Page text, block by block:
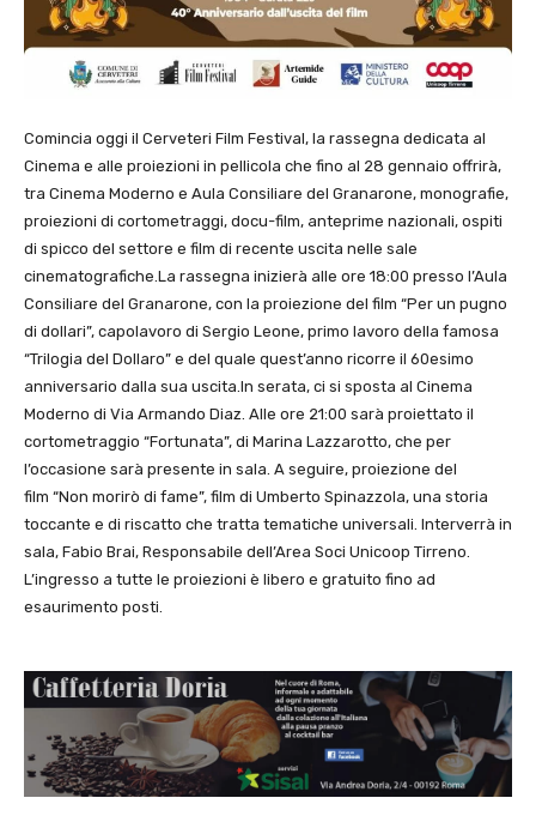
Comincia oggi il Cerveteri Film Festival, la rassegna dedicata al
Cinema e alle proiezioni in pellicola che fino al 28 gennaio offrirà,
tra Cinema Moderno e Aula Consiliare del Granarone, monografie,
proiezioni di cortometraggi, docu-film, anteprime nazionali, ospiti
di spicco del settore e film di recente uscita nelle sale
cinematografiche.La rassegna inizierà alle ore 18:00 presso l’Aula
Consiliare del Granarone, con la proiezione del film “Per un pugno
di dollari”, capolavoro di Sergio Leone, primo lavoro della famosa
“Trilogia del Dollaro” e del quale quest’anno ricorre il 60esimo
anniversario dalla sua uscita.In serata, ci si sposta al Cinema
Moderno di Via Armando Diaz. Alle ore 21:00 sarà proiettato il
cortometraggio “Fortunata”, di Marina Lazzarotto, che per
l’occasione sarà presente in sala. A seguire, proiezione del
film “Non morirò di fame”, film di Umberto Spinazzola, una storia
toccante e di riscatto che tratta tematiche universali. Interverrà in
sala, Fabio Brai, Responsabile dell’Area Soci Unicoop Tirreno.
L’ingresso a tutte le proiezioni è libero e gratuito fino ad
esaurimento posti.